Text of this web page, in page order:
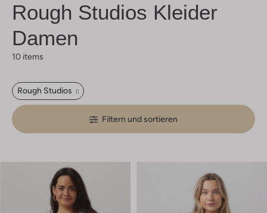
Rough Studios Kleider
Damen
10 items
Rough Studios
Filtern und sortieren